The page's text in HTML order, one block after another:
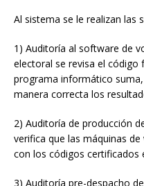
Al sistema se le realizan las
1) Auditoría al software de
electoral se revisa el código
programa informático
manera correcta los
2) Auditoría de producción
verifica que las máquinas
con los códigos certificados
3) Auditoría pre-despacho